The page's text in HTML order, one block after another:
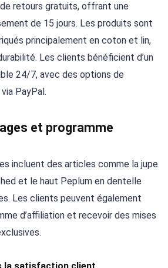
retours gratuits, offrant une
de 15 jours. Les produits sont
principalement en coton et lin,
Les clients bénéficient d’un
24/7, avec des options de
PayPal.
et programme
incluent des articles comme la jupe
et le haut Peplum en dentelle
Les clients peuvent également
d’affiliation et recevoir des mises